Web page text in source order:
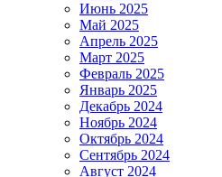
Июнь 2025
Май 2025
Апрель 2025
Март 2025
Февраль 2025
Январь 2025
Декабрь 2024
Ноябрь 2024
Октябрь 2024
Сентябрь 2024
Август 2024